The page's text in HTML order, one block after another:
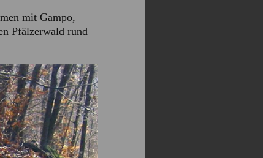
mit Gampo,
Pfälzerwald rund